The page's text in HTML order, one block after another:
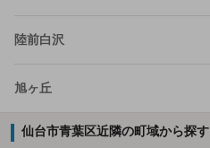
陸前白沢
旭ヶ丘
仙台市青葉区近隣の町域から探す